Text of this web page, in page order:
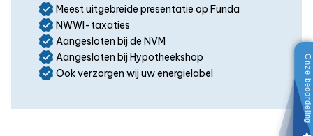
Meest uitgebreide presentatie op Funda
NWWI-taxaties
Aangesloten bij de NVM
Aangesloten bij Hypotheekshop
Ook verzorgen wij uw energielabel